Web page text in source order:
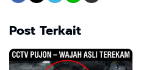
Post Terkait